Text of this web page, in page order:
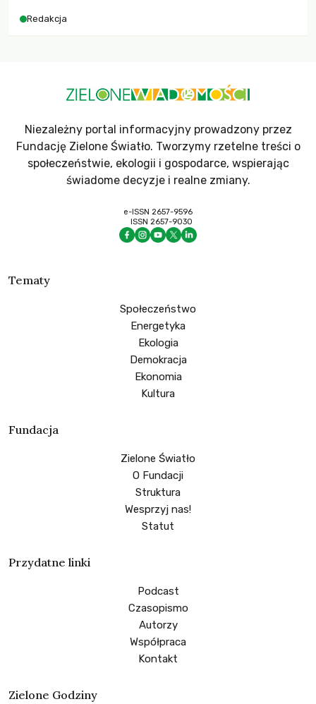
odnotowano największe tąpnięcie ODA w historii. Jakie będą
Redakcja
Niezależny portal informacyjny prowadzony przez
Fundację Zielone Światło. Tworzymy rzetelne treści o
społeczeństwie, ekologii i gospodarce, wspierając
świadome decyzje i realne zmiany.
e-ISSN 2657-9596
ISSN 2657-9030
Tematy
Społeczeństwo
Energetyka
Ekologia
Demokracja
Ekonomia
Kultura
Fundacja
Zielone Światło
O Fundacji
Struktura
Wesprzyj nas!
Statut
Przydatne linki
Podcast
Czasopismo
Autorzy
Współpraca
Kontakt
Zielone Godziny